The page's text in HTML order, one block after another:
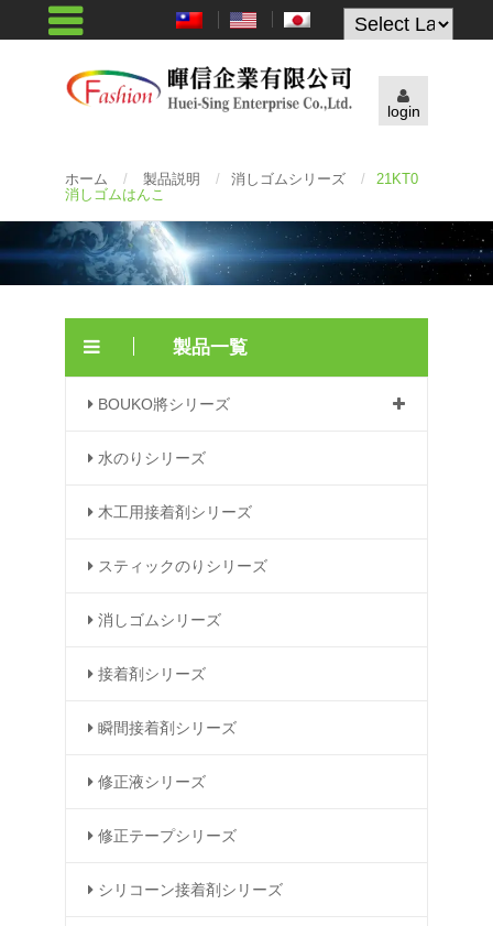
Powered by
login
ホーム / 製品説明 / 消しゴムシリーズ /
21KT0
消しゴムはんこ
製品一覧
BOUKO將シリーズ
水のりシリーズ
木工用接着剤シリーズ
スティックのりシリーズ
消しゴムシリーズ
接着剤シリーズ
瞬間接着剤シリーズ
修正液シリーズ
修正テープシリーズ
シリコーン接着剤シリーズ